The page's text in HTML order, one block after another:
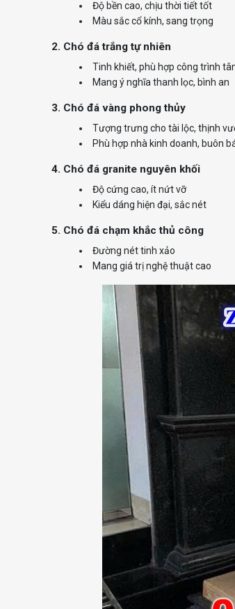
Độ bền cao, chịu thời tiết tốt
Màu sắc cổ kính, sang trọng
2. Chó đá trắng tự nhiên
Tinh khiết, phù hợp công trình
Mang ý nghĩa thanh lọc, bình an
3. Chó đá vàng phong thủy
Tượng trưng cho tài lộc, thịnh
Phù hợp nhà kinh doanh, buôn
4. Chó đá granite nguyên khối
Độ cứng cao, ít nứt vỡ
Kiểu dáng hiện đại, sắc nét
5. Chó đá chạm khắc thủ công
Đường nét tinh xảo
Mang giá trị nghệ thuật cao